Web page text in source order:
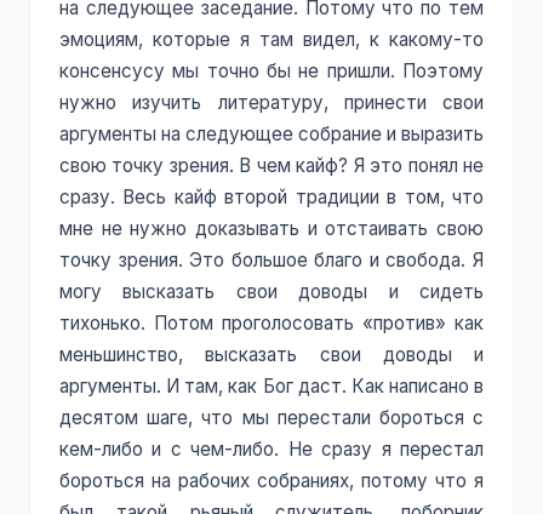
на следующее заседание. Потому что по тем
эмоциям, которые я там видел, к какому-то
консенсусу мы точно бы не пришли. Поэтому
нужно изучить литературу, принести свои
аргументы на следующее собрание и выразить
свою точку зрения. В чем кайф? Я это понял не
сразу. Весь кайф второй традиции в том, что
мне не нужно доказывать и отстаивать свою
точку зрения. Это большое благо и свобода. Я
могу высказать свои доводы и сидеть
тихонько. Потом проголосовать «против» как
меньшинство, высказать свои доводы и
аргументы. И там, как Бог даст. Как написано в
десятом шаге, что мы перестали бороться с
кем-либо и с чем-либо. Не сразу я перестал
бороться на рабочих собраниях, потому что я